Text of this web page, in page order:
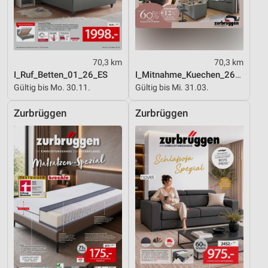
70,3 km
I_Ruf_Betten_01_26_ES
Gültig bis Mo. 30.11.
70,3 km
I_Mitnahme_Kuechen_26_ES
Gültig bis Mi. 31.03.
Zurbrüggen Zurbrüggen
Kombinationen von Daten aus verschiedenen
Quellen
Entwicklung und Verbesserung der Angebote
Verwendung reduzierter Daten zur Auswahl von
Inhalten
Verwendung genauer Standortdaten
Geräte anhand von aktiv angeforderten
Informationen identifizieren
Nicht-IAB-Verarbeitungszwecke:
Notwendig
Performance
Funktional
Werbung